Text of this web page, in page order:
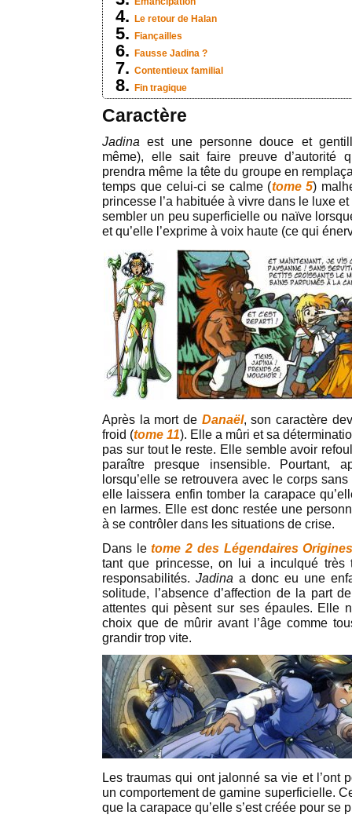
Le retour de Halan
Fiançailles
Fausse Jadina ?
Contentieux familial
Fin tragique
Caractère
Jadina est une personne douce et
même), elle sait faire preuve d’autorité
prendra même la tête du groupe en
temps que celui-ci se calme (tome 5)
princesse l’a habituée à vivre dans le luxe
sembler un peu superficielle ou naïve
et qu’elle l’exprime à voix haute (ce qui
Après la mort de Danaël, son caractère
froid (tome 11). Elle a mûri et sa
pas sur tout le reste. Elle semble avoir
paraître presque insensible. Pourtant,
lorsqu’elle se retrouvera avec le corps
elle laissera enfin tomber la carapace
en larmes. Elle est donc restée une
à se contrôler dans les situations de crise.
Dans letome 2 des Légendaires
tant que princesse, on lui a inculqué
responsabilités. Jadina a donc eu une
solitude, l’absence d’affection de la part
attentes qui pèsent sur ses épaules. Elle
choix que de mûrir avant l’âge comme
grandir trop vite.
Les traumas qui ont jalonné sa vie et l’ont
un comportement de gamine superficielle.
que la carapace qu’elle s’est créée pour se